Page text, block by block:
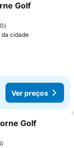
favoritos
Golf
da cidade
Ver preços
favoritos
Golf